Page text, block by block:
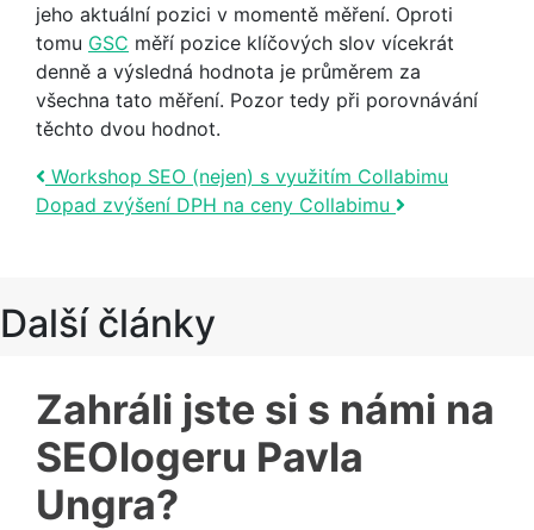
jeho aktuální pozici v momentě měření. Oproti
tomu GSC měří pozice klíčových slov vícekrát
denně a výsledná hodnota je průměrem za
všechna tato měření. Pozor tedy při porovnávání
těchto dvou hodnot.
Post navigation
Workshop SEO (nejen) s využitím Collabimu
Dopad zvýšení DPH na ceny Collabimu
Další články
Zahráli jste si s námi na
SEOlogeru Pavla
Ungra?